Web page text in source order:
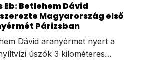
Eb: Betlehem Dávid
Magyarország első
Párizsban
Dávid aranyérmet nyert a
úszók 3 kilométeres…